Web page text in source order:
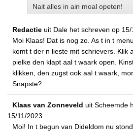
Nait alles in ain moal opeten!
Redactie uit Dale het schreven op 15/
Moi Klaas! Dat is nog zo. As t in t
komt t der n lieste mit schrievers. Klik
pielke den klapt aal t waark open.
klikken, den zugst ook aal t waark,
Snapste?
Klaas van Zonneveld uit Scheemde
15/11/2023
Moi! In t begun van Dideldom nu